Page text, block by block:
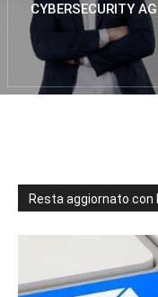
CYBERSECURITY
Resta aggiornato